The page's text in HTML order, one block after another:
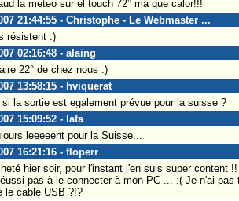
la meteo sur el touch 72° ma que calor!!!
21:44:55 - Christophe - Le Webmaster ...
résistent :)
02:16:48 - alaing
22° de chez nous :)
13:58:15 - hviquerat
la sortie est egalement prévue pour la suisse ?
15:09:52 - lafa
leeeeent pour la Suisse...
16:21:16 - floperr
hier soir, pour l'instant j'en suis super content !!
pas à le connecter à mon PC ... :( Je n'ai
le cable USB ?!?